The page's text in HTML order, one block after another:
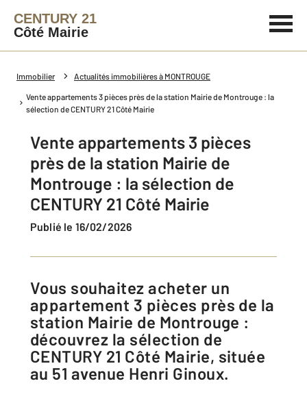
CENTURY 21
Côté Mairie
Immobilier Actualités immobilières à MONTROUGE
Vente appartements 3 pièces près de la station Mairie de Montrouge : la
sélection de CENTURY 21 Côté Mairie
Vente appartements 3 pièces
près de la station Mairie de
Montrouge : la sélection de
CENTURY 21 Côté Mairie
Publié le 16/02/2026
Vous souhaitez acheter un
appartement 3 pièces près de la
station Mairie de Montrouge :
découvrez la sélection de
CENTURY 21 Côté Mairie, située
au 51 avenue Henri Ginoux.